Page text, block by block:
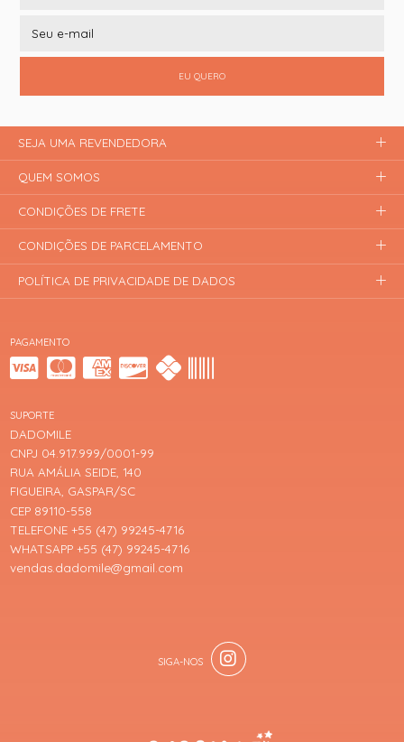
EU QUERO
PAGAMENTO
SUPORTE
DADOMILE
CNPJ 04.917.999/0001-99
RUA AMÁLIA SEIDE, 140
FIGUEIRA, GASPAR/SC
CEP 89110-558
TELEFONE +55 (47) 99245-4716
WHATSAPP +55 (47) 99245-4716
vendas.dadomile@gmail.com
SEJA UMA REVENDEDORA
QUEM SOMOS
CONDIÇÕES DE FRETE
CONDIÇÕES DE PARCELAMENTO
POLÍTICA DE PRIVACIDADE DE DADOS